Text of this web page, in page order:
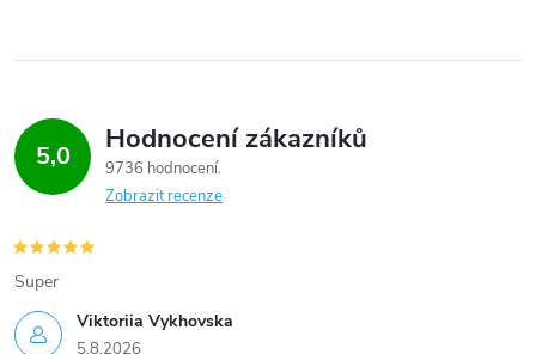
5,0 Hodnocení zákazníků
9736 hodnocení
Zobrazit recenze
Viktoriia Vykhovska
5.8.2026
Super